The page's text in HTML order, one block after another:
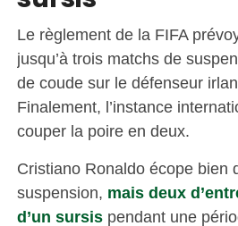
Le règlement de la FIFA
jusqu’à trois matchs de
de coude sur le défenseur
Finalement, l’instance
couper la poire en deux.
Cristiano Ronaldo écope bien
suspension, mais deux
d’un sursispendant une